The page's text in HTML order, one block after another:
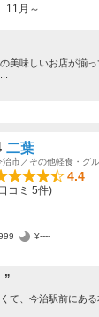
11月～...
美味しいお店が揃
二葉
治市／その他軽食・グ
4.4
コミ 5件)
¥----
”
て、今治駅前にあ